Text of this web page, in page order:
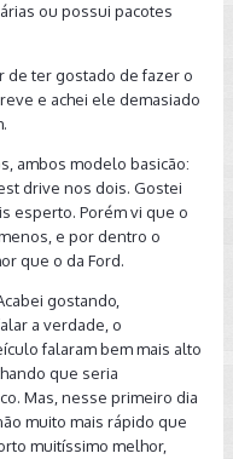
ou possui pacotes
de ter gostado de fazer o
e achei ele demasiado
ambos modelo basicão:
drive nos dois. Gostei
esperto. Porém vi que o
e por dentro o
que o da Ford.
gostando,
a verdade, o
falaram bem mais alto
que seria
Mas, nesse primeiro dia
muito mais rápido que
muitíssimo melhor,